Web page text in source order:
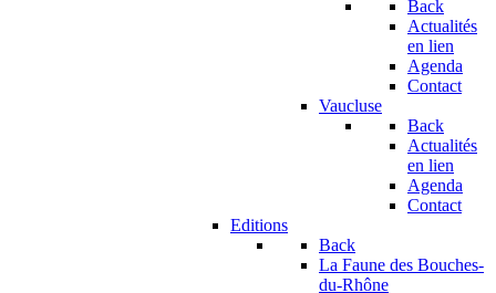
Back
Actualités
en lien
Agenda
Contact
Vaucluse
Back
Actualités
en lien
Agenda
Contact
Editions
Back
La Faune des Bouches-
du-Rhône